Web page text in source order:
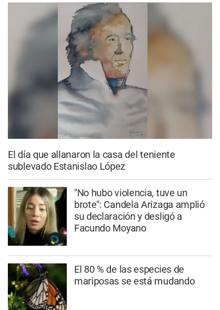
El día que allanaron la casa del teniente
sublevado Estanislao López
"No hubo violencia, tuve un
brote": Candela Arizaga amplió
su declaración y desligó a
Facundo Moyano
El 80 % de las especies de
mariposas se está mudando